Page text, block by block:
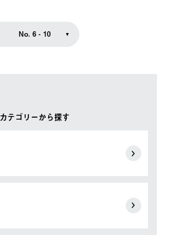
カテゴリーから探す
No. 6 - 10